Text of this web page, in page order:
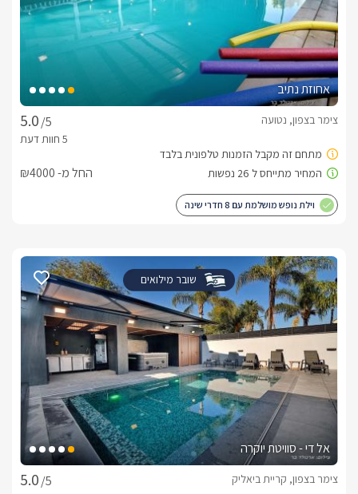
אחוזת נתיב
/5
צימר בצפון, נטועה
החל מ- ₪4000
וילת נופש מושלמת עם 8 חדרי שינה
שובר מילואים
אל די - סוויטת יוקרה
/5
צימר בצפון, קריית ביאליק